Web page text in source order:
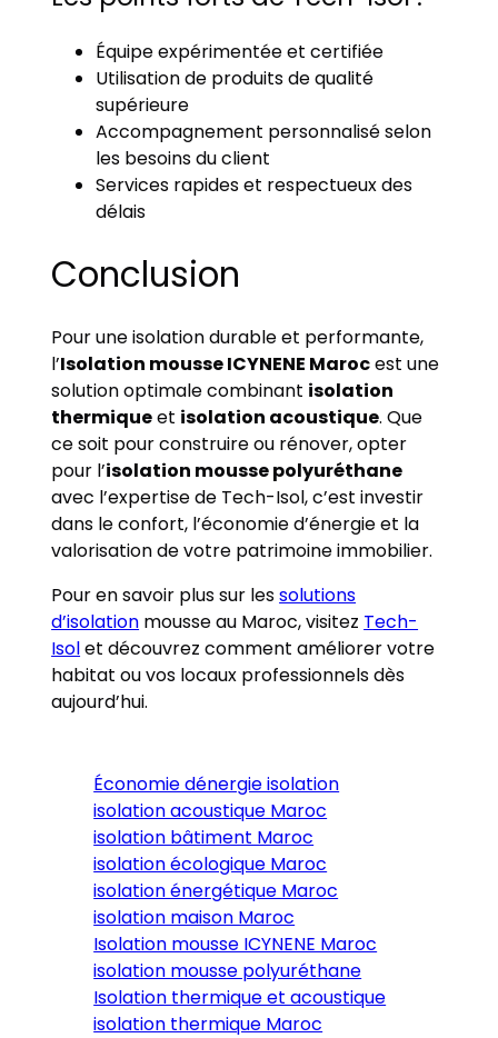
Équipe expérimentée et certifiée
Utilisation de produits de qualité
supérieure
Accompagnement personnalisé selon
les besoins du client
Services rapides et respectueux des
délais
Conclusion
Pour une isolation durable et performante,
l’Isolation mousse ICYNENE Marocest une
solution optimale combinant isolation
thermiqueet isolation acoustique. Que
ce soit pour construire ou rénover, opter
pour l’isolation mousse polyuréthane
avec l’expertise de Tech-Isol, c’est investir
dans le confort, l’économie d’énergie et la
valorisation de votre patrimoine immobilier.
Pour en savoir plus sur lessolutions
d’isolation mousse au Maroc, visitez Tech-
Isolet découvrez comment améliorer votre
habitat ou vos locaux professionnels dès
aujourd’hui.
Économie dénergie isolation
isolation acoustique Maroc
isolation bâtiment Maroc
isolation écologique Maroc
isolation énergétique Maroc
isolation maison Maroc
Isolation mousse ICYNENE Maroc
isolation mousse polyuréthane
Isolation thermique et acoustique
isolation thermique Maroc